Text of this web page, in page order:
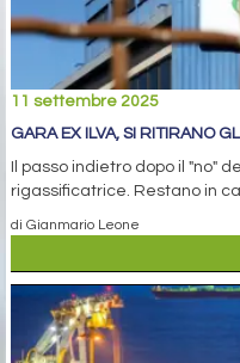
11 settembre 2025
GARA EX ILVA, SI RITIRANO
Il passo indietro dopo il "no"
rigassificatrice. Restano in
di Gianmario Leone